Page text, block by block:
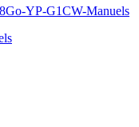
YP-G1CW-Manuels